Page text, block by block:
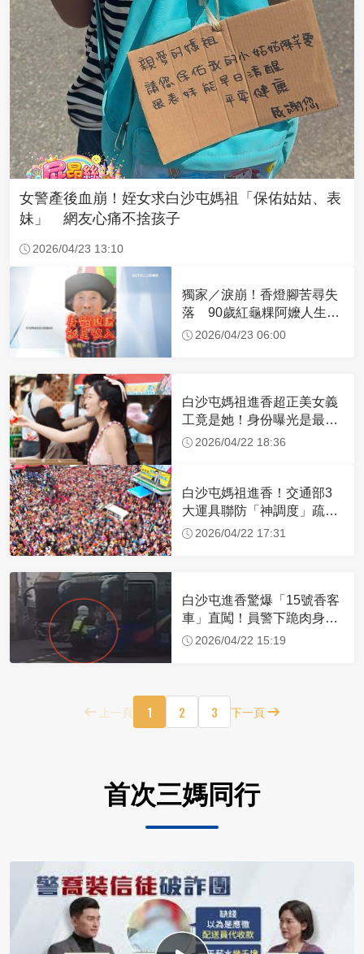
女警產後血崩！姪女求白沙屯媽祖「保佑姑姑、表
妹」 網友心痛不捨孩子
2026/04/23 13:10
獨家／淚崩！香燈腳苦尋失
落 90歲紅龜粿阿嬤人生謝
幕2026/04/23 06:00
白沙屯媽祖進香超正美女義
工竟是她！身份曝光是最美
禮生 一輩子不結婚
2026/04/22 18:36
白沙屯媽祖進香！交通部3
大運具聯防「神調度」疏運
32.1萬創新高
2026/04/22 17:31
白沙屯進香驚爆「15號香客
車」直闖！員警下跪肉身擋
車：讓行人先過
2026/04/22 15:19
上一頁 1 2 3 下一頁
首次三媽同行